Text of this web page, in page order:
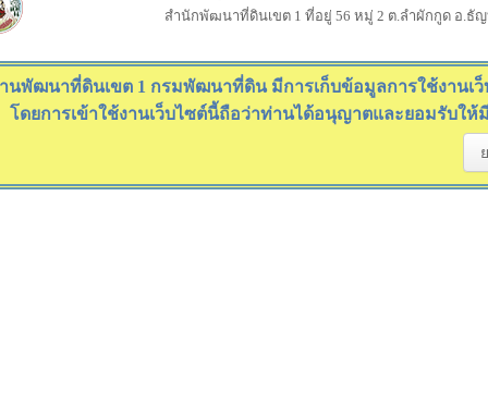
สำนักพัฒนาที่ดินเขต 1 ที่อยู่ 56 หมู่ 2 ต.ลำผักกูด อ.ธั
นพัฒนาที่ดินเขต 1 กรมพัฒนาที่ดิน มีการเก็บข้อมูลการใช้งานเ
โดยการเข้าใช้งานเว็บไซต์นี้ถือว่าท่านได้อนุญาตและยอมรับ